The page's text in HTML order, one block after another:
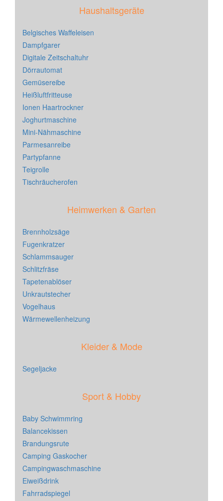
Haushaltsgeräte
Belgisches Waffeleisen
Dampfgarer
Digitale Zeitschaltuhr
Dörrautomat
Gemüsereibe
Heißluftfritteuse
Ionen Haartrockner
Joghurtmaschine
Mini-Nähmaschine
Parmesanreibe
Partypfanne
Teigrolle
Tischräucherofen
Heimwerken & Garten
Brennholzsäge
Fugenkratzer
Schlammsauger
Schlitzfräse
Tapetenablöser
Unkrautstecher
Vogelhaus
Wärmewellenheizung
Kleider & Mode
Segeljacke
Sport & Hobby
Baby Schwimmring
Balancekissen
Brandungsrute
Camping Gaskocher
Campingwaschmaschine
Eiweißdrink
Fahrradspiegel